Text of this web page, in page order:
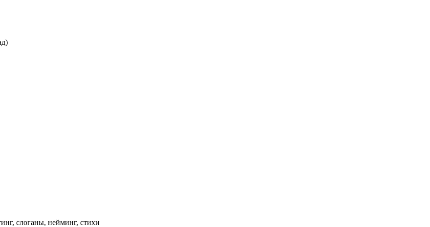
слоганы, нейминг, стихи